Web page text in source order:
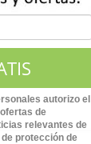
autorizo el
de
relevantes de
protección de